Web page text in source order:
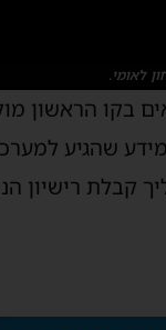
בקו הראשון
שהגיע
קבלת רישיון